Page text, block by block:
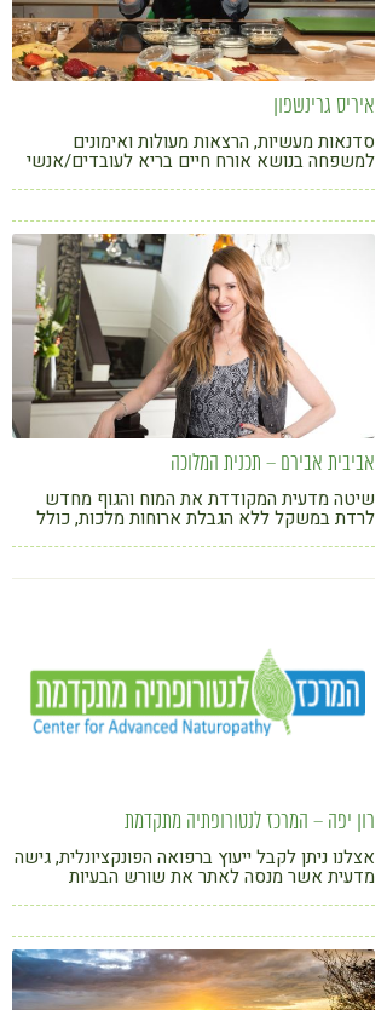
איריס גרינשפון
סדנאות מעשיות, הרצאות מעולות ואימונים
למשפחה בנושא אורח חיים בריא לעובדים/אנשי
בצעדים קטנים ובלי מהפכים, מכניסים הביתה
אוכל פשוט טוב, תכנון ובריאות. פרקטיקה ליישום
מיידי, והכל בדרך נעימה, יצירתית ועם הרבה אהבה
אביבית אבירם – תכנית המלוכה
שיטה מדעית המקודדת את המוח והגוף מחדש
לרדת במשקל ללא הגבלת ארוחות מלכות, כולל
ומייסדת תכנית המלוכה "10 קילו פחות ב 90 יום"
רון יפה – המרכז לנטורופתיה מתקדמת
אצלנו ניתן לקבל ייעוץ ברפואה הפונקציונלית, גישה
מדעית אשר מנסה לאתר את שורש הבעיות
במערכת אחרת